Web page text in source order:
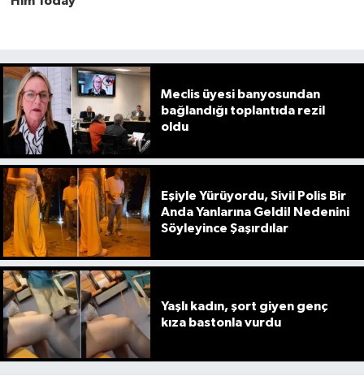
Meclis üyesi banyosundan
bağlandığı toplantıda rezil
oldu
Eşiyle Yürüyordu, Sivil Polis Bir
Anda Yanlarına Geldi! Nedenini
Söyleyince Şaşırdılar
Yaşlı kadın, şort giyen genç
kıza bastonla vurdu